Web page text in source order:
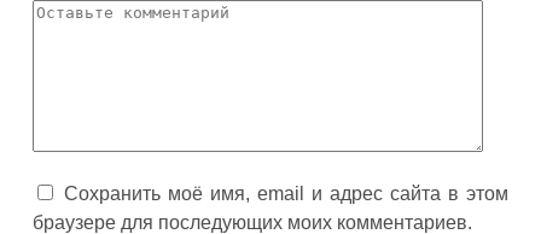
Сохранить моё имя, email и адрес сайта в этом
браузере для последующих моих комментариев.